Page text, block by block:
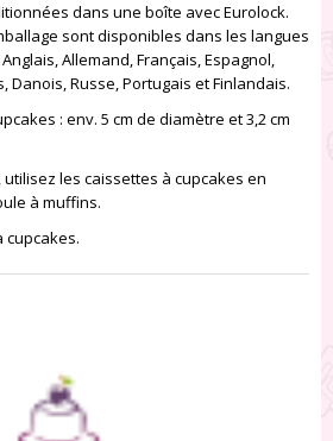
dans une boîte avec Eurolock.
sont disponibles dans les langues
Allemand, Français, Espagnol,
Danois, Russe, Portugais et Finlandais.
: env. 5 cm de diamètre et 3,2 cm
les caissettes à cupcakes en
à muffins.
cupcakes.